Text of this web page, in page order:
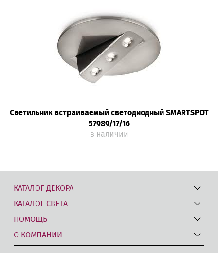
Светильник встраиваемый светодиодный SMARTSPOT
57989/17/16
в наличии
КАТАЛОГ ДЕКОРА
КАТАЛОГ СВЕТА
ПОМОЩЬ
О КОМПАНИИ